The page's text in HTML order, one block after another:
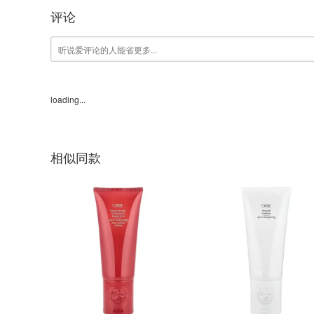
评论
loading...
相似同款